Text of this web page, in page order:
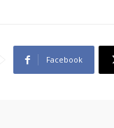
Facebook